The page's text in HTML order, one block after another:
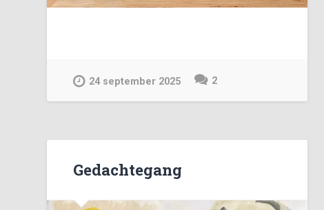
24 september 2025 2
Gedachtegang